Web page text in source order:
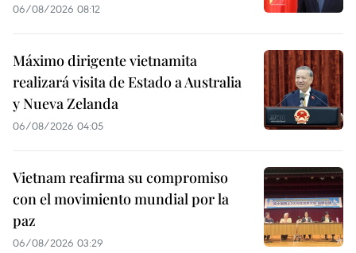
06/08/2026 08:12
Máximo dirigente vietnamita
realizará visita de Estado a Australia
y Nueva Zelanda
06/08/2026 04:05
Vietnam reafirma su compromiso
con el movimiento mundial por la
paz
06/08/2026 03:29